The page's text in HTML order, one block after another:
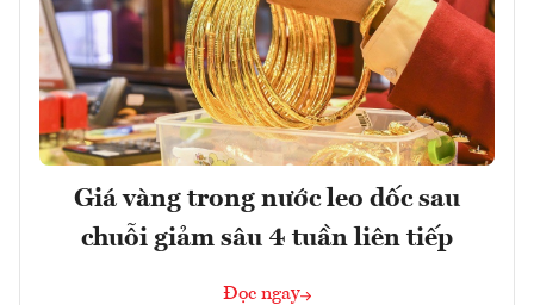
Giá vàng trong nước leo dốc sau
chuỗi giảm sâu 4 tuần liên tiếp
Đọc ngay